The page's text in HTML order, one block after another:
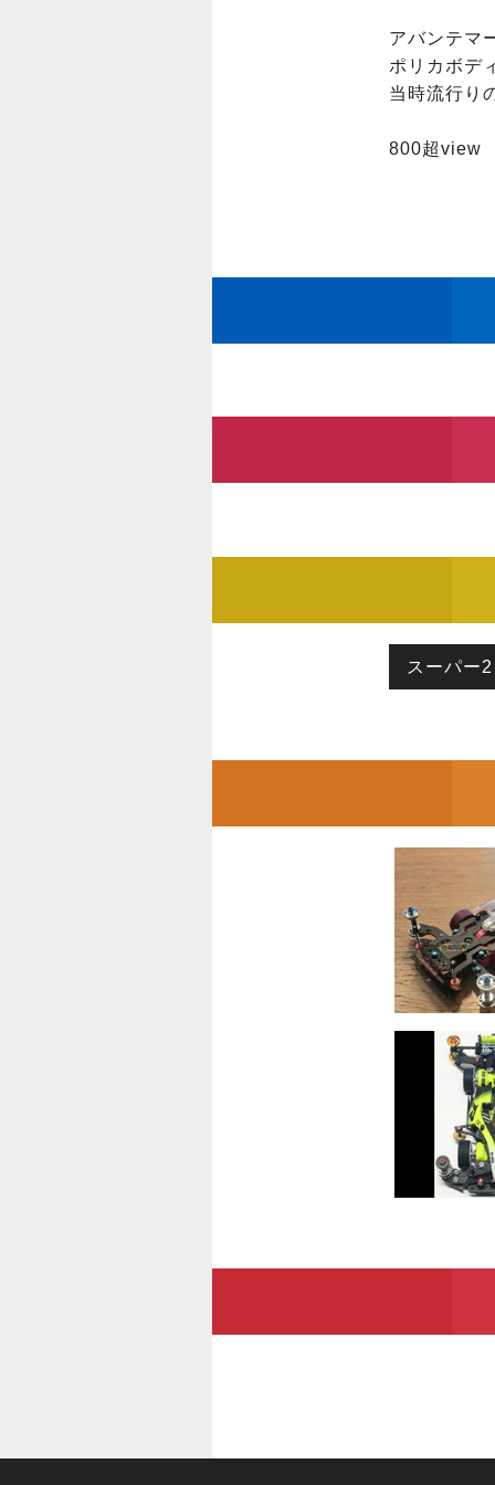
アバンテマ
ポリカボデ
当時流行り
800超view
スーパー2